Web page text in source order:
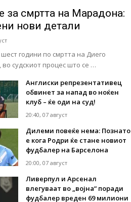
за смртта на Марадона:
нови детали
години по смртта на Диего
судскиот процес што се …
Англиски репрезентативец
обвинет за напад во ноќен
клуб – ќе оди на суд!
20:40, 07 август
Дилеми повеќе нема: Познато
е кога Родри ќе стане новиот
фудбалер на Барселона
20:00, 07 август
Ливерпул и Арсенал
влегуваат во „војна“ поради
фудбалер вреден 69 милиони